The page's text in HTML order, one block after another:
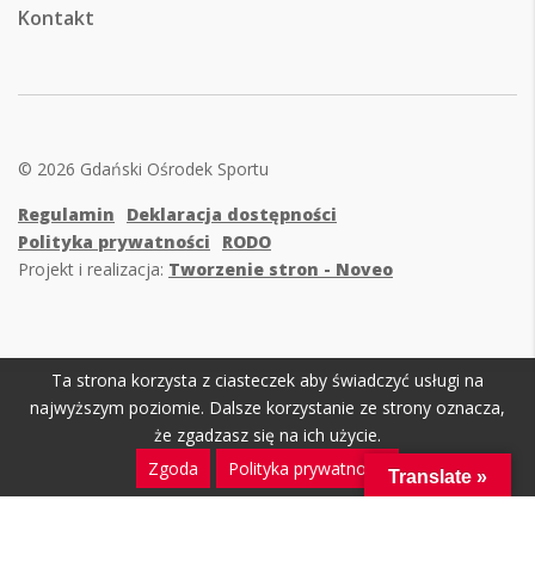
Kontakt
© 2026 Gdański Ośrodek Sportu
Regulamin
Deklaracja dostępności
Polityka prywatności
RODO
Projekt i realizacja: Tworzenie stron - Noveo
Ta strona korzysta z ciasteczek aby świadczyć usługi na
najwyższym poziomie. Dalsze korzystanie ze strony oznacza,
że zgadzasz się na ich użycie.
Zgoda
Polityka prywatności Translate »